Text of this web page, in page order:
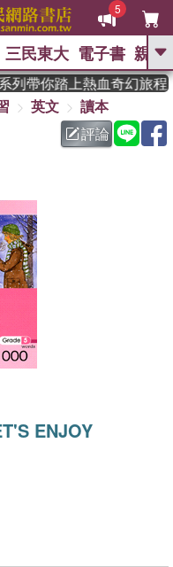
5
GO
圭吾 、 高希均教授回憶錄
父親節 、 如果歷
暑期推薦 、 國際布克
神經
三民東大 電子書 親子
帶你踏上熱血奇幻旅程
英文
讀本
評論
ENJOY